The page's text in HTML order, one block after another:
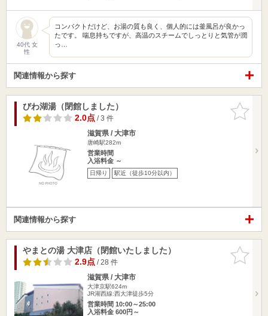
40代 女
性
コンパクトだけど、お湯の質も良く、個人的には釜風呂が良かっ
たです。 喘息持ちですが、高温のスチームでしっとりと気管が潤
っ…
関連情報から探す
お気に入
りに追加
びわ湖湯（閉館しました）
2.0点/ 3 件
滋賀県 / 大津市
唐崎駅282m
営業時間
入浴料金 ～
日帰り 駅近（徒歩10分以内）
関連情報から探す
お気に入
りに追加
やまとの湯 大津店（閉館いたしました）
2.9点/ 28 件
滋賀県 / 大津市
大津京駅624m
JR湖西線:西大津徒歩5分
営業時間 10:00～25:00
入浴料金 600円～